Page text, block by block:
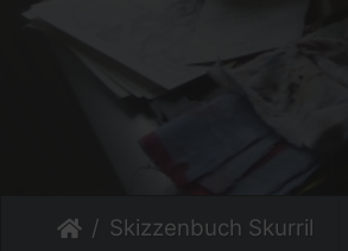
Skizzenbuch Skurril